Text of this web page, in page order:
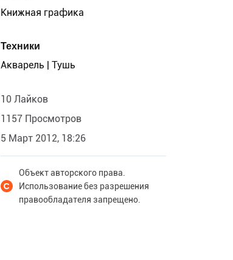
Книжная графика
Техники
Акварель | Тушь
10 Лайков
1157 Просмотров
5 Март 2012, 18:26
Объект авторского права.
Использование без разрешения
правообладателя запрещено.